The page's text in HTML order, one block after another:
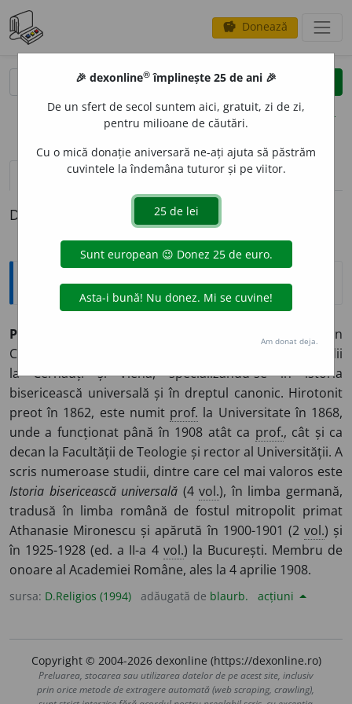
savings Donează
clear
opțiuni
definiții (1) pronunțievolume_up (50)
Definiția cu ID-ul 551798:
Enciclopedice
Popovici,
univ. din
Cernăuți (Facultatea de Teologie),
în Cernăuți. Studii
la Cernăuți și Viena, specializându-se în istoria
bisericească universală și în dreptul canonic. Hirotonit
preot în 1862, este numit prof. la Universitate în 1868,
unde a funcționat până în 1908 atât ca prof., cât și ca
decan la Facultății de Teologie și rector al Universității. A
scris numeroase studii, dintre care cel mai valoros este
Istoria bisericească universală (4vol.), în limba germană,
tradusă în limba română de fostul mitropolit primat
Athanasie Mironescu și apărută în 1900-1901 (2 vol.) și
în 1925-1928 (ed. a II-a 4 vol.) la București. Membru de
onoare al Academiei Române, ales la 4 aprilie 1908.
sursa: D.Religios (1994) adăugată de blaurb. acțiuni
Copyright © 2004-2026 dexonline (https://dexonline.ro)
Preluarea, stocarea sau utilizarea datelor de pe acest site, inclusiv
prin orice metode de extragere automată (web scraping, crawling),
🎉 dexonline® împlinește 25 de ani 🎉
De un sfert de secol suntem aici, gratuit, zi de zi,
pentru milioane de căutări.
Cu o mică donație aniversară ne-ați ajuta să păstrăm
cuvintele la îndemâna tuturor și pe viitor.
Am donat deja.